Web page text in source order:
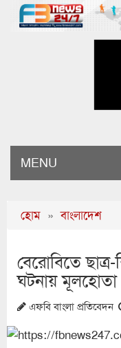
MENU
হোম » বাংলাদেশ
বেরোবিতে
ঘটনায় মূলহোতা
এফবি বাংলা প্রতিবেদন